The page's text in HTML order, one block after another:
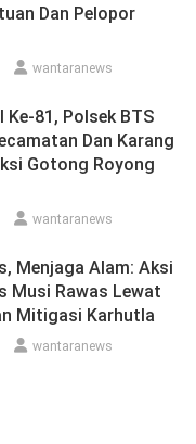
Dan Pelopor
wantaranews
Ke-81, Polsek BTS
Dan Karang
Gotong Royong
wantaranews
Menjaga Alam: Aksi
Musi Rawas Lewat
Mitigasi Karhutla
wantaranews